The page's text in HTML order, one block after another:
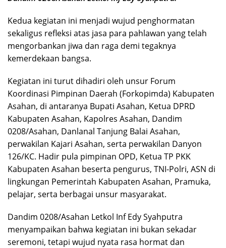
Kedua kegiatan ini menjadi wujud penghormatan
sekaligus refleksi atas jasa para pahlawan yang telah
mengorbankan jiwa dan raga demi tegaknya
kemerdekaan bangsa.
Kegiatan ini turut dihadiri oleh unsur Forum
Koordinasi Pimpinan Daerah (Forkopimda) Kabupaten
Asahan, di antaranya Bupati Asahan, Ketua DPRD
Kabupaten Asahan, Kapolres Asahan, Dandim
0208/Asahan, Danlanal Tanjung Balai Asahan,
perwakilan Kajari Asahan, serta perwakilan Danyon
126/KC. Hadir pula pimpinan OPD, Ketua TP PKK
Kabupaten Asahan beserta pengurus, TNI-Polri, ASN di
lingkungan Pemerintah Kabupaten Asahan, Pramuka,
pelajar, serta berbagai unsur masyarakat.
Dandim 0208/Asahan Letkol Inf Edy Syahputra
menyampaikan bahwa kegiatan ini bukan sekadar
seremoni, tetapi wujud nyata rasa hormat dan